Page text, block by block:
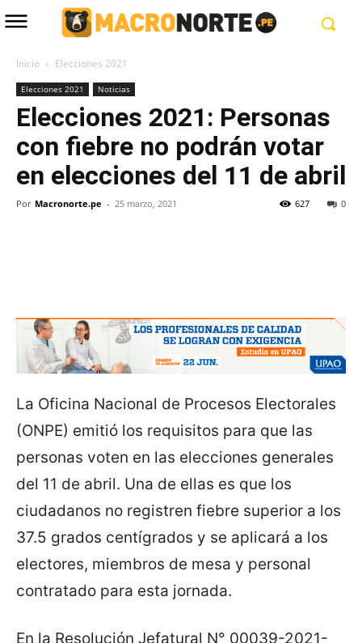
Inicio Elecciones 2021
Elecciones 2021 Noticias
Elecciones 2021: Personas
con fiebre no podrán votar
en elecciones del 11 de abril
Por Macronorte.pe - 25 marzo, 2021 0
627
La Oficina Nacional de Procesos Electorales
(ONPE) emitió los requisitos para que las
personas voten en las elecciones generales
del 11 de abril. Una de ellas es que los
ciudadanos no registren fiebre superior a los
37.5 grados centígrados y se aplicará a los
electores, miembros de mesa y personal
contratado para esta jornada.
En la Resolución Jefatural N° 00039-2021-